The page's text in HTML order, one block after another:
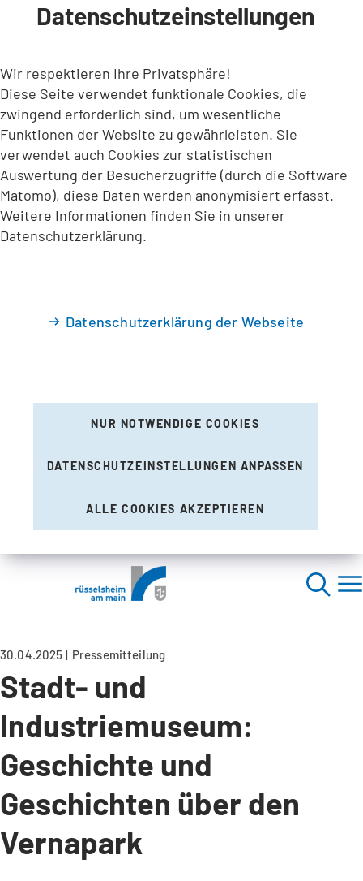
INHALT ANSPRINGEN
Datenschutzeinstellungen
Wir respektieren Ihre Privatsphäre!
Diese Seite verwendet funktionale Cookies, die
zwingend erforderlich sind, um wesentliche
Funktionen der Website zu gewährleisten. Sie
verwendet auch Cookies zur statistischen
Auswertung der Besucherzugriffe (durch die Software
Matomo), diese Daten werden anonymisiert erfasst.
Weitere Informationen finden Sie in unserer
Datenschutzerklärung.
Datenschutzerklärung der Webseite
NUR NOTWENDIGE COOKIES
DATENSCHUTZEINSTELLUNGEN ANPASSEN
ALLE COOKIES AKZEPTIEREN
30.04.2025 Pressemitteilung
Stadt- und
Industriemuseum:
Geschichte und
Geschichten über den
Vernapark